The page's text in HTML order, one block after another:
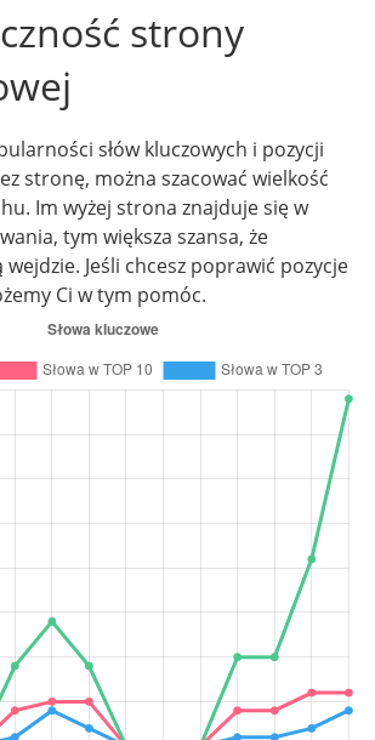
strony
słów kluczowych i pozycji
stronę, można szacować wielkość
Im wyżej strona znajduje się w
tym większa szansa, że
Jeśli chcesz poprawić pozycje
Ci w tym pomóc.